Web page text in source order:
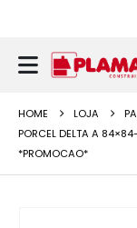
HOME LOJA
PORCEL DELTA A
*PROMOCAO*